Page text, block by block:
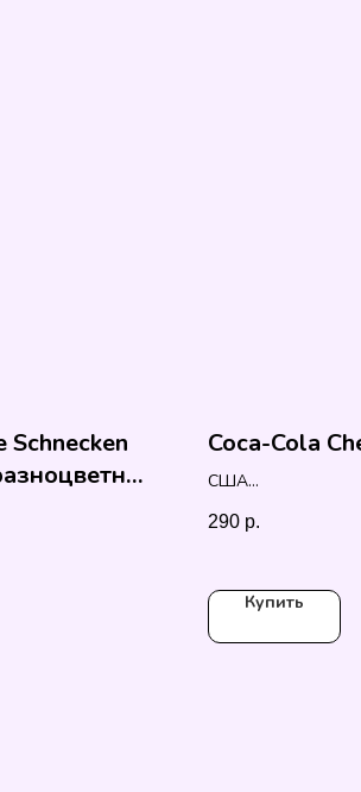
Schnecken
Coca-Cola
США
290 р.
Купить